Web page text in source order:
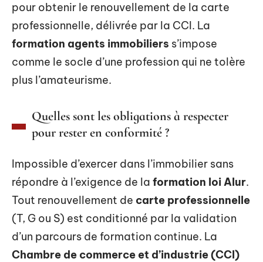
pour obtenir le renouvellement de la carte
professionnelle, délivrée par la CCI. La
formation agents immobiliers s’impose
comme le socle d’une profession qui ne tolère
plus l’amateurisme.
Quelles sont les obligations à respecter
pour rester en conformité ?
Impossible d’exercer dans l’immobilier sans
répondre à l’exigence de la formation loi Alur.
Tout renouvellement de carte professionnelle
(T, G ou S) est conditionné par la validation
d’un parcours de formation continue. La
Chambre de commerce et d’industrie (CCI)